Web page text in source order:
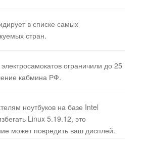
в списке самых
стран.
ограничили до 25
кабмина РФ.
ноутбуков на базе Intel
Linux 5.19.12, это
может повредить ваш дисплей.